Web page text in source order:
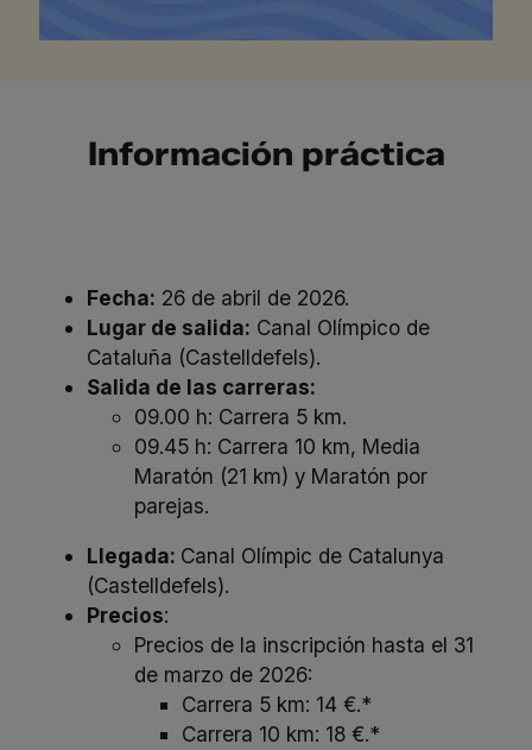
Información práctica
Fecha: 26 de abril de 2026.
Lugar de salida: Canal Olímpico de
Cataluña (Castelldefels).
Salida de las carreras:
​09.00 h: Carrera 5 km.
09.45 h: Carrera 10 km, Media
Maratón (21 km) y Maratón por
parejas.
Llegada: Canal Olímpic de Catalunya
(Castelldefels).
Precios:
Precios de la inscripción hasta el 31
de marzo de 2026:
Carrera 5 km: 14 €.*
Carrera 10 km: 18 €.*